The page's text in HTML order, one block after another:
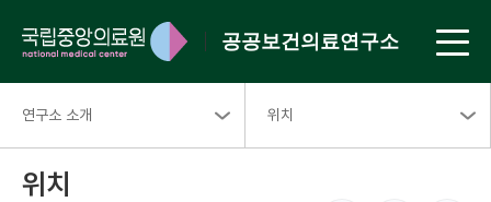
공공보건의료연구소
연구소 소개 위치
위치